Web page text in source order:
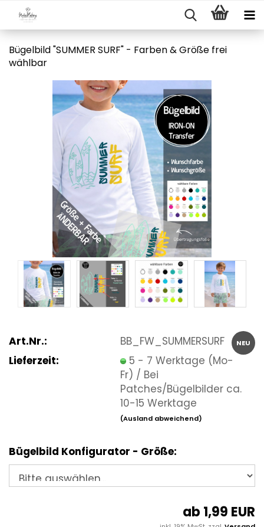
Bügelbild "SUMMER SURF" - Farben & Größe frei
wählbar
NEU
Art.Nr.:
BB_FW_SUMMERSURF
Lieferzeit:
5 - 7 Werktage (Mo-
Fr) / Bei
Patches/Bügelbilder ca.
10-15 Werktage
(Ausland abweichend)
Bügelbild Konfigurator - Größe:
ab 1,99 EUR